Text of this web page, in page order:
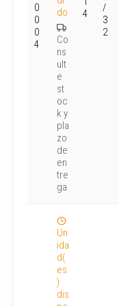
0
0
0
4
do
Co
ns
ult
e
st
oc
k y
pla
zo
de
en
tre
ga
4
/
3
2
Un
ida
d(
es
)
dis